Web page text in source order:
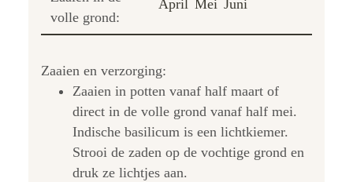
volle grond:
April Mei Juni
Zaaien en verzorging:
Zaaien in potten vanaf half maart of
direct in de volle grond vanaf half mei.
Indische basilicum is een lichtkiemer.
Strooi de zaden op de vochtige grond en
druk ze lichtjes aan.